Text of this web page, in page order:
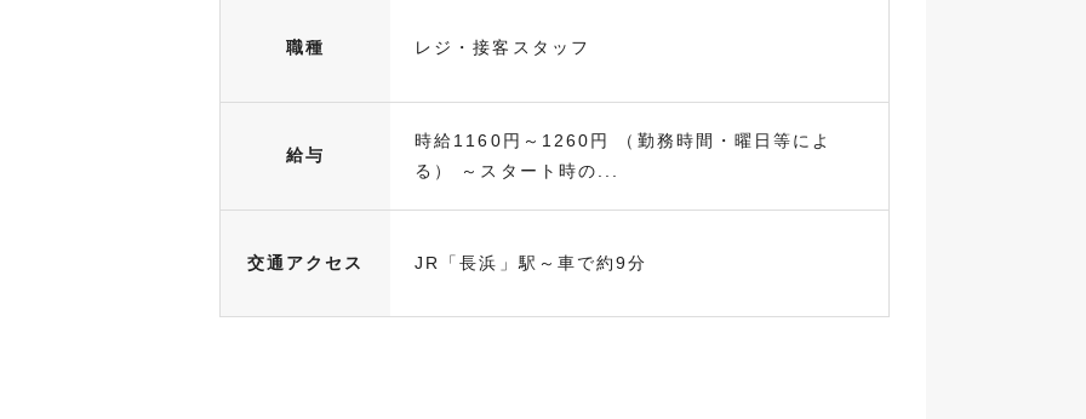
職種 レジ・接客スタッフ
給与
時給1160円～1260円 （勤務時間・曜日等によ
る） ～スタート時の...
交通アクセス JR「長浜」駅～車で約9分